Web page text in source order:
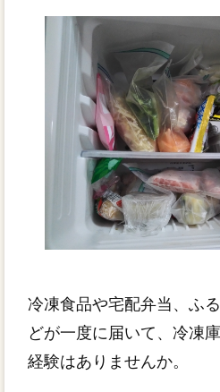
冷凍食品や宅配弁当、ふ
どが一度に届いて、冷凍
経験はありませんか。